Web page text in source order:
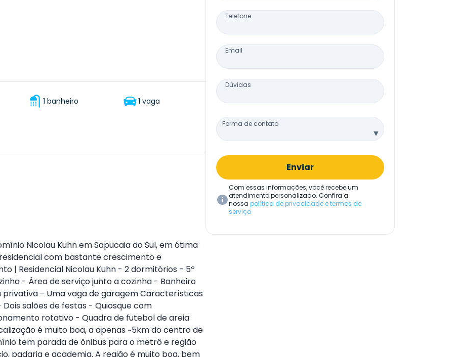
1 banheiro 1 vaga
Nicolau Kuhn em Sapucaia do Sul, em ótima
com bastante crescimento e
| Residencial Nicolau Kuhn - 2 dormitórios - 5º
- Área de serviço junto a cozinha - Banheiro
privativa - Uma vaga de garagem Características
salões de festas - Quiosque com
rotativo - Quadra de futebol de areia
é muito boa, a apenas ~5km do centro de
tem parada de ônibus para o metrô e região
padaria e academia. A região é muito boa, bem
Telefone
Email
Dúvidas
Forma de contato
▼
Enviar
Com essas informações, você recebe um
atendimento personalizado. Confira a
nossa política de privacidade e termos de
serviço